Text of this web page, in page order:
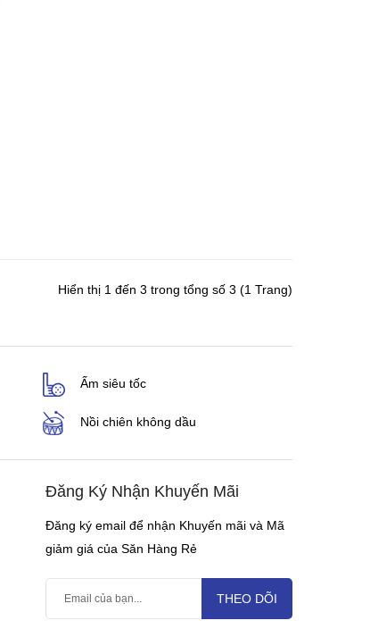
Hiển thị 1 đến 3 trong tổng số 3 (1 Trang)
Ấm siêu tốc
Nồi chiên không dầu
Đăng Ký Nhận Khuyến Mãi
Đăng ký email để nhận Khuyến mãi và Mã
giảm giá của Săn Hàng Rẻ
THEO DÕI